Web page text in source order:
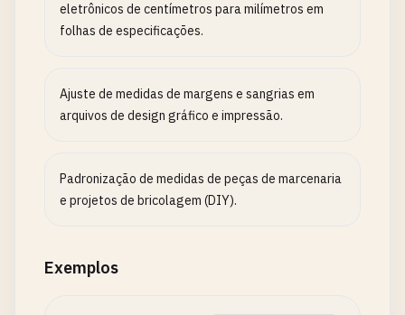
eletrônicos de centímetros para milímetros em
folhas de especificações.
Ajuste de medidas de margens e sangrias em
arquivos de design gráfico e impressão.
Padronização de medidas de peças de marcenaria
e projetos de bricolagem (DIY).
Exemplos